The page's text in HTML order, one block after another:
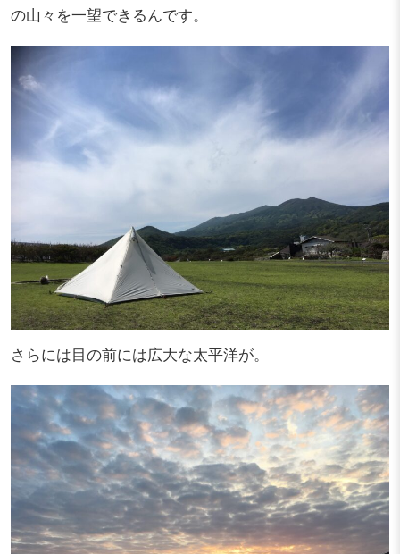
の山々を一望できるんです。
さらには目の前には広大な太平洋が。